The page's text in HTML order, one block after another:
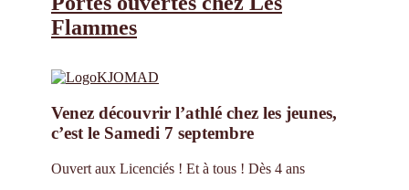
Flammes
Venez découvrir l’athlé chez les jeunes,
c’est le Samedi 7 septembre
Ouvert aux Licenciés ! Et à tous ! Dès 4 ans